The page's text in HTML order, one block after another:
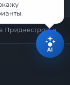
Приднестровье.
AI